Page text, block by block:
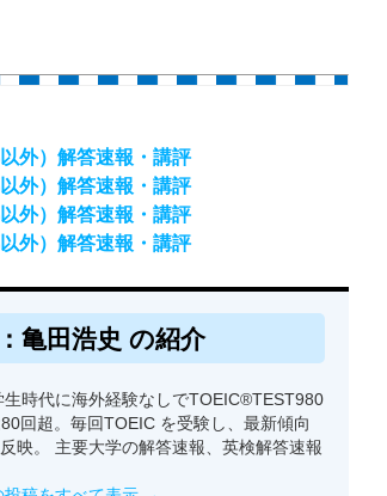
外）解答速報・講評
外）解答速報・講評
外）解答速報・講評
外）解答速報・講評
亀田浩史 の紹介
時代に海外経験なしでTOEIC®TEST980
回超。毎回TOEIC を受験し、最新傾向
映。 主要大学の解答速報、英検解答速報